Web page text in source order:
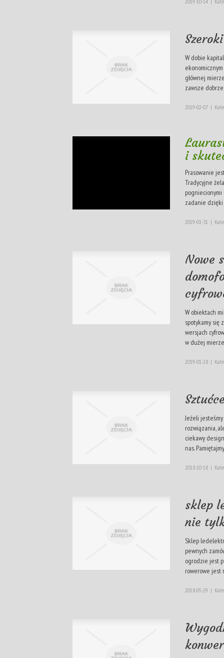
W dobie
głównej
zawsze
2019-02-07 |
i
Prasowanie
Tradycyjne
pogniecionymi
zadanie dzięki
2019-01-31 |
Nowe
W obiektach
spotykamy się
wersjach
w dużej
2019-01-28 |
Jeżeli
rozwiązania,
ciekawy
nas.
2018-10-18 |
sklep
nie
Sklep
pewnych
ogrodzie jest
rowerowe jest
2018-05-29 |